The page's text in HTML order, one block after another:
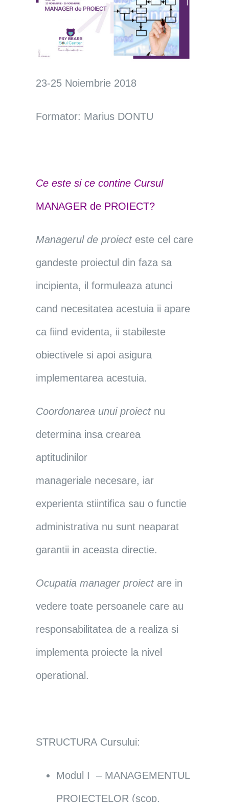
23-25 Noiembrie 2018
Formator: Marius DONTU
Ce este si ce contine Cursul
MANAGER de PROIECT?
Managerul de proiect este cel care
gandeste proiectul din faza sa
incipienta, il formuleaza atunci
cand necesitatea acestuia ii apare
ca fiind evidenta, ii stabileste
obiectivele si apoi asigura
implementarea acestuia.
Coordonarea unui proiect nu
determina insa crearea
aptitudinilor
manageriale necesare, iar
experienta stiintifica sau o functie
administrativa nu sunt neaparat
garantii in aceasta directie.
Ocupatia manager proiect are in
vedere toate persoanele care au
responsabilitatea de a realiza si
implementa proiecte la nivel
operational.
STRUCTURA Cursului:
Modul I – MANAGEMENTUL
PROIECTELOR (scop,